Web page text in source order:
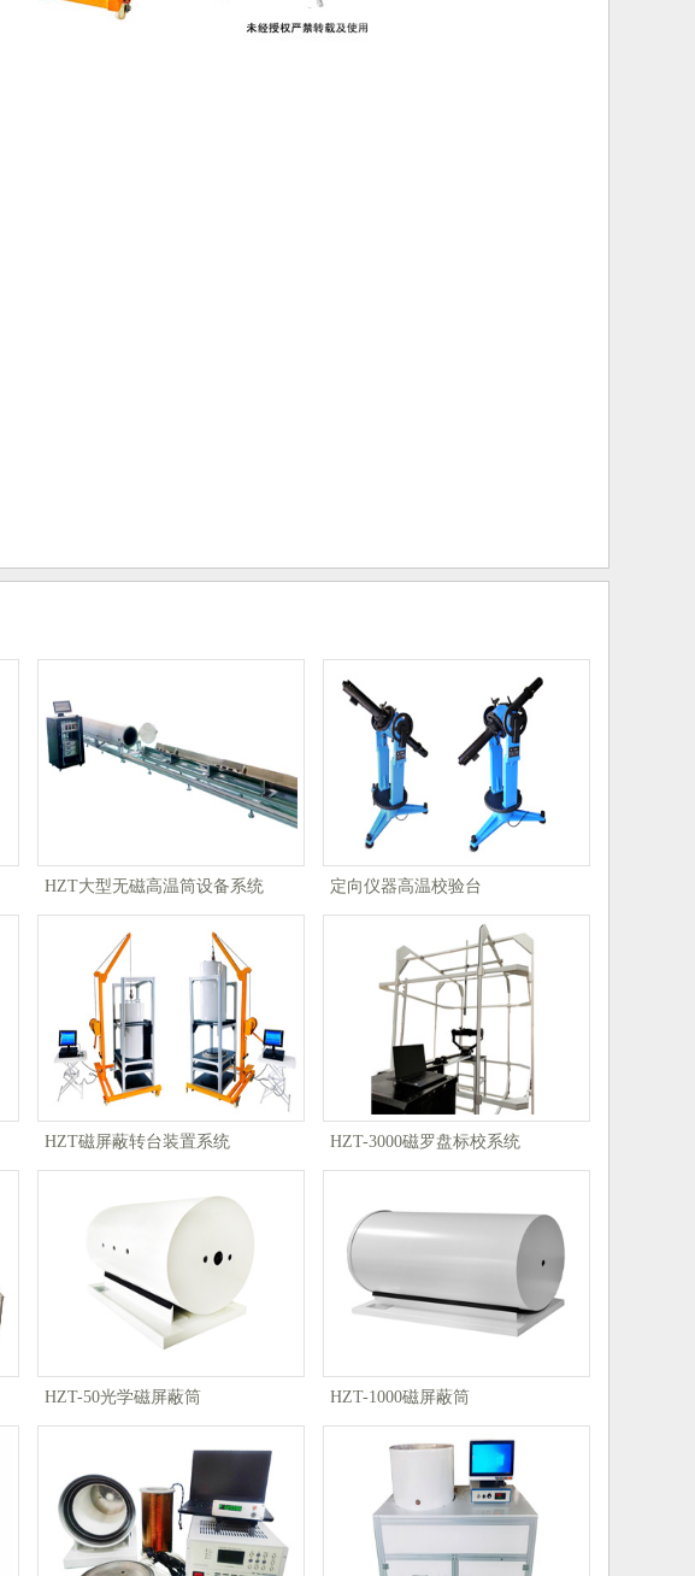
HZT大型无磁高温筒设备系统 定向仪器高温校验台
HZT磁屏蔽转台装置系统 HZT-3000磁罗盘标校系统
HZT-50光学磁屏蔽筒 HZT-1000磁屏蔽筒